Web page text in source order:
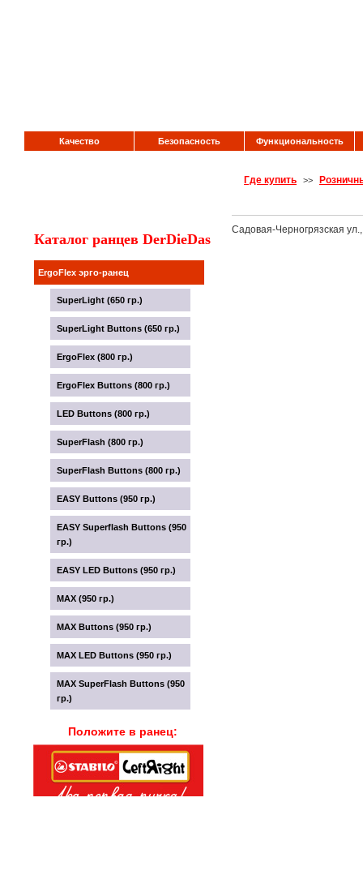
Качество Безопасность Функциональность
Каталог ранцев DerDieDas
ErgoFlex эрго-ранец
SuperLight (650 гр.)
SuperLight Buttons (650 гр.)
ErgoFlex (800 гр.)
ErgoFlex Buttons (800 гр.)
LED Buttons (800 гр.)
SuperFlash (800 гр.)
SuperFlash Buttons (800 гр.)
EASY Buttons (950 гр.)
EASY Superflash Buttons (950
гр.)
EASY LED Buttons (950 гр.)
MAX (950 гр.)
MAX Buttons (950 гр.)
MAX LED Buttons (950 гр.)
MAX SuperFlash Buttons (950
гр.)
Положите в ранец:
Где купить >>
Садовая-Черногрязская